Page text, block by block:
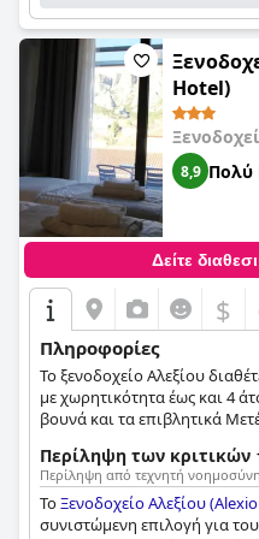
κριτικές σχετικά με τα
το ξενοδοχείο γενικά
πεντακάθαρα δωμάτια και
Συνολικά, τοΞενοδοχείο
μια εξαιρετική επιλογή για
το μοναδικό μέρος της
Ξενοδοχείο
Hotel)
8,9 Πολύ
Δείτε
$
Πληροφορίες
Το ξενοδοχείο Αλεξίου
με χωρητικότητα έως και 4
βουνά και τα επιβλητικά
σνακ κοντά στο τζάκι ή να
επισκεφθούν όλα τα κοντινά
Περίληψη των κριτικών
Περίληψη από τεχνητή νοημοσύνη
Το Ξενοδοχείο
συνιστώμενη επιλογή για